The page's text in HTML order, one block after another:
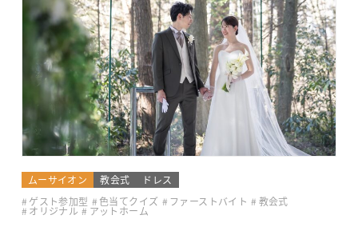
ムーサイオン 教会式
ドレス
ゲスト参加型
色当てクイズ ファーストバイト 教会式
オリジナル
アットホーム